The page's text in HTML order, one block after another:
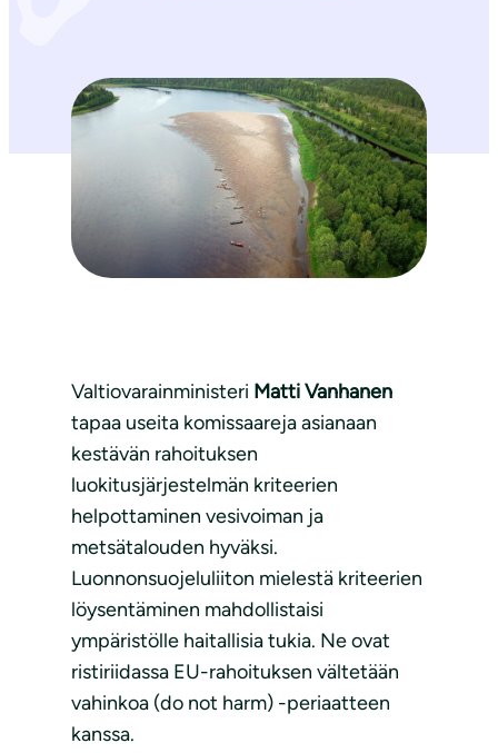
Valtiovarainministeri Matti Vanhanen
tapaa useita komissaareja asianaan
kestävän rahoituksen
luokitusjärjestelmän kriteerien
helpottaminen vesivoiman ja
metsätalouden hyväksi.
Luonnonsuojeluliiton mielestä kriteerien
löysentäminen mahdollistaisi
ympäristölle haitallisia tukia. Ne ovat
ristiriidassa EU-rahoituksen vältetään
vahinkoa (do not harm) -periaatteen
kanssa.